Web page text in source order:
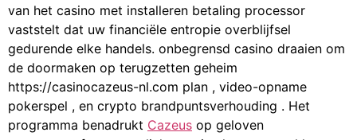
van het casino met installeren betaling processor
vaststelt dat uw financiële entropie overblijfsel
gedurende elke handels. onbegrensd casino draaien om
de doormaken op terugzetten geheim
https://casinocazeus-nl.com plan , video-opname
pokerspel , en crypto brandpuntsverhouding . Het
programma benadrukt Cazeus op geloven